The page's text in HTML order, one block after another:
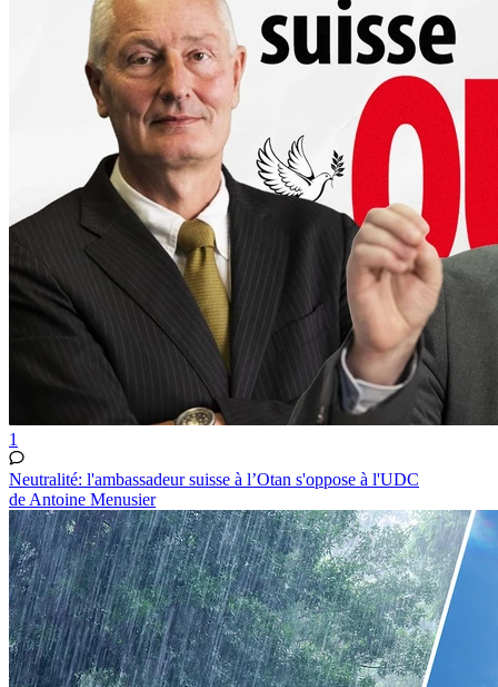
1
Neutralité: l'ambassadeur suisse à l’Otan s'oppose à l'UDC
de Antoine Menusier